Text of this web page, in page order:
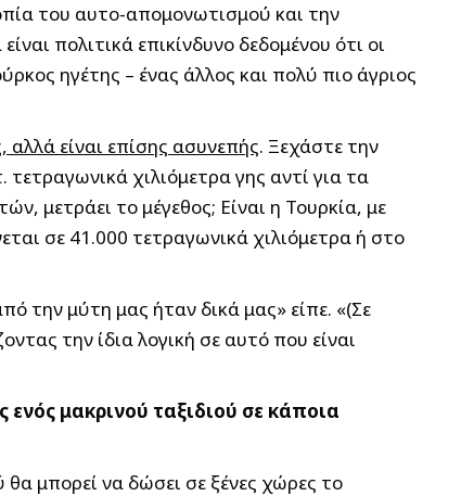
του αυτο-απομονωτισμού και την
πολιτικά επικίνδυνο δεδομένου ότι οι
ηγέτης – ένας άλλος και πολύ πιο άγριος
είναι επίσης ασυνεπής. Ξεχάστε την
χιλιόμετρα γης αντί για τα
μετράει το μέγεθος; Είναι η Τουρκία, με
σε 41.000 τετραγωνικά χιλιόμετρα ή στο
την μύτη μας ήταν δικά μας» είπε. «(Σε
την ίδια λογική σε αυτό που είναι
μακρινού ταξιδιού σε κάποια
μπορεί να δώσει σε ξένες χώρες το